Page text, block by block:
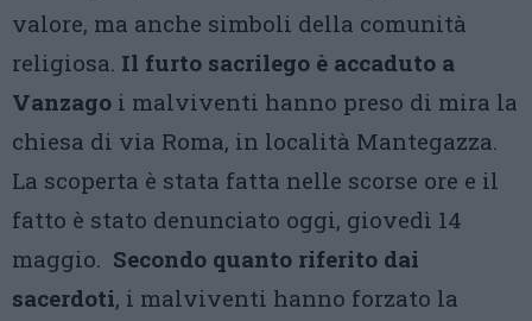
valore, ma anche simboli della comunità
religiosa. Il furto sacrilego è accaduto a
Vanzago i malviventi hanno preso di mira la
chiesa di via Roma, in località Mantegazza.
La scoperta è stata fatta nelle scorse ore e il
fatto è stato denunciato oggi, giovedì 14
maggio. Secondo quanto riferito dai
sacerdoti, i malviventi hanno forzato la